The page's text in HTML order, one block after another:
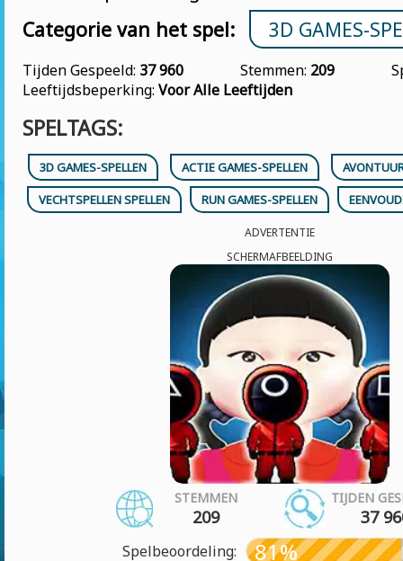
Categorie van het spel:
3D GAMES-
Tijden Gespeeld: 37 960 Stemmen: 209
Leeftijdsbeperking: Voor Alle Leeftijden
SPELTAGS:
3D GAMES-SPELLEN ACTIE GAMES-SPELLEN
VECHTSPELLEN SPELLEN
RUN GAMES-SPELLEN
ADVERTENTIE
SCHERMAFBEELDING
STEMMEN
209
TIJDEN
37
Spelbeoordeling: 81%